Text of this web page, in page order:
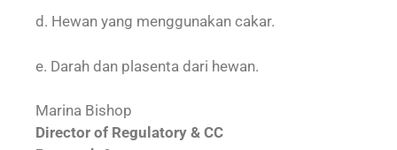
d. Hewan yang menggunakan cakar.
e. Darah dan plasenta dari hewan.
Marina Bishop
Director of Regulatory & CC‎